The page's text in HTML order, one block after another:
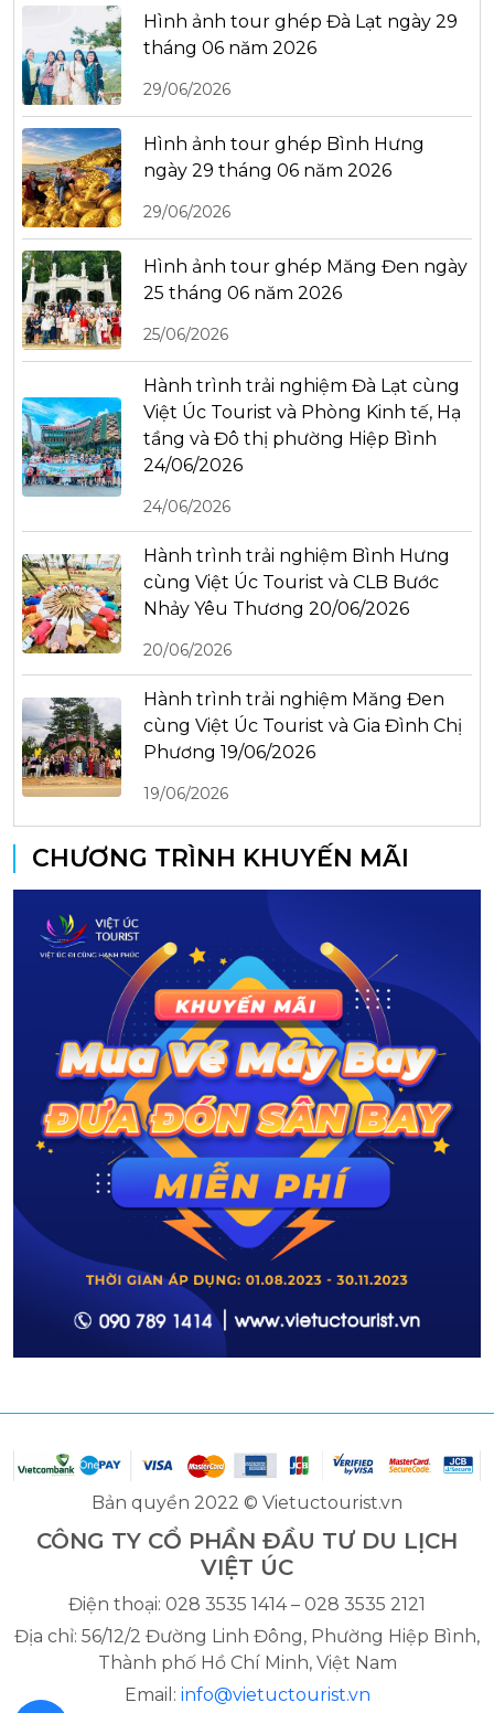
Hình ảnh tour ghép Đà Lạt ngày 29
tháng 06 năm 2026
29/06/2026
Hình ảnh tour ghép Bình Hưng
ngày 29 tháng 06 năm 2026
29/06/2026
Hình ảnh tour ghép Măng Đen ngày
25 tháng 06 năm 2026
25/06/2026
Hành trình trải nghiệm Đà Lạt cùng
Việt Úc Tourist và Phòng Kinh tế, Hạ
tầng và Đô thị phường Hiệp Bình
24/06/2026
24/06/2026
Hành trình trải nghiệm Bình Hưng
cùng Việt Úc Tourist và CLB Bước
Nhảy Yêu Thương 20/06/2026
20/06/2026
Hành trình trải nghiệm Măng Đen
cùng Việt Úc Tourist và Gia Đình Chị
Phương 19/06/2026
19/06/2026
CHƯƠNG TRÌNH KHUYẾN MÃI
Bản quyền 2022 © Vietuctourist.vn
CÔNG TY CỔ PHẦN ĐẦU TƯ DU LỊCH
VIỆT ÚC
Điện thoại: 028 3535 1414 – 028 3535 2121
Địa chỉ: 56/12/2 Đường Linh Đông, Phường Hiệp Bình,
Thành phố Hồ Chí Minh, Việt Nam
Email: info@vietuctourist.vn